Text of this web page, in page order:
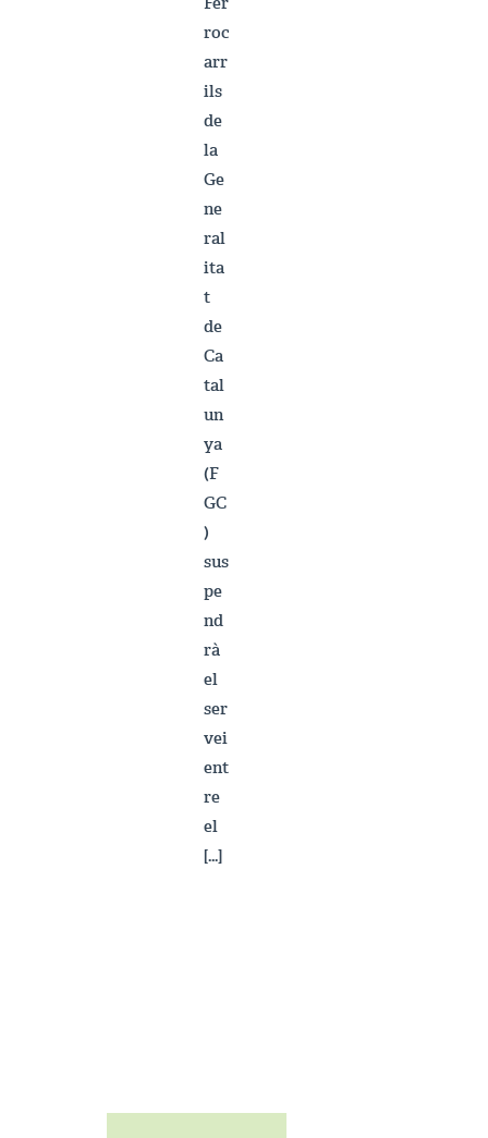
roc
arr
ils
de
la
Ge
ne
ral
ita
t
de
Ca
tal
un
ya
(F
GC
)
sus
pe
nd
rà
el
ser
vei
ent
re
el
[…]